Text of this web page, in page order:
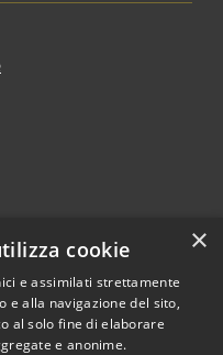
×
cookie
e assimilati strettamente
e alla navigazione del sito,
al solo fine di elaborare
e anonime.